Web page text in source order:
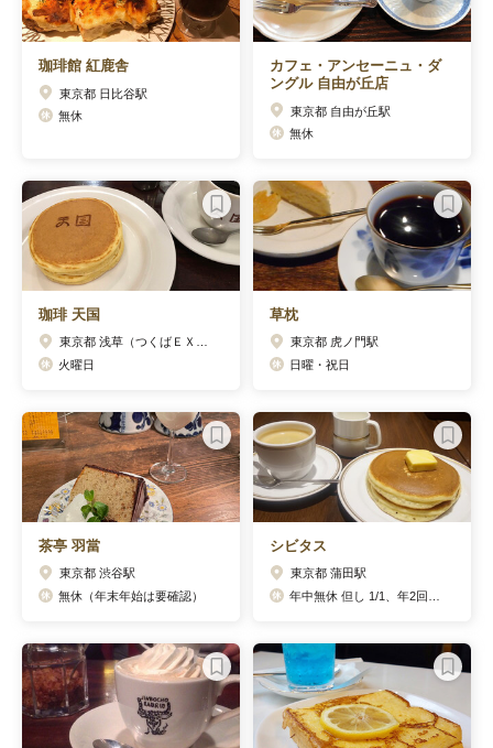
珈琲館 紅鹿舎
東京都 日比谷駅
無休
カフェ・アンセーニュ・ダ
ングル 自由が丘店
東京都 自由が丘駅
無休
珈琲 天国
火曜日
草枕
東京都 虎ノ門駅
日曜・祝日
茶亭 羽當
東京都 渋谷駅
無休（年末年始は要確認）
シビタス
東京都 蒲田駅